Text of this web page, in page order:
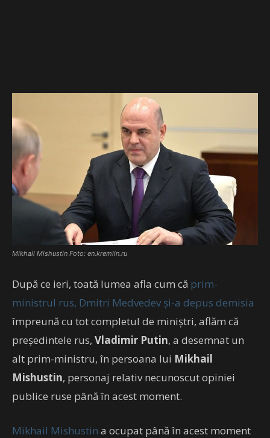
Mikhail Mishustin Foto: en.kremlin.ru
După ce ieri, toată lumea afla cum că prim-
ministrul rus, Dmitri Medvedev și-a depus demisia
împreună cu tot completul de miniștri, aflăm că
președintele rus, Vladimir Putin, a desemnat un
alt prim-ministru, în persoana lui Mikhail
Mishustin, personaj relativ necunoscut opiniei
publice ruse până în acest moment.
Mikhail Mishustin a ocupat până în acest moment